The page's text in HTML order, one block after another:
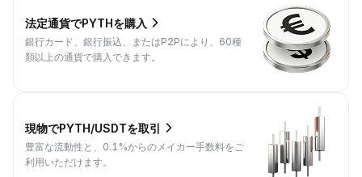
法定通貨でPYTHを購入
銀行カード、銀行振込、またはP2Pにより、60種
類以上の通貨で購入できます。
現物でPYTH/USDTを取引
豊富な流動性と、0.1%からのメイカー手数料をご
利用いただけます。